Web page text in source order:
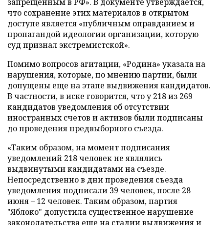
что сохранение этих материалов в открытом
доступе является «публичным оправданием и
пропагандой идеологии организации, которую
суд признал экстремистской».
Помимо вопросов агитации, «Родина» указала на
нарушения, которые, по мнению партии, были
допущены еще на этапе выдвижения кандидатов.
В частности, в иске говорится, что у 218 из 269
кандидатов уведомления об отсутствии
иностранных счетов и активов были подписаны
до проведения предвыборного съезда.
«Таким образом, на момент подписания
уведомлений 218 человек не являлись
выдвинутыми кандидатами на съезде.
Непосредственно в дни проведения съезда
уведомления подписали 39 человек, после 28
июня – 12 человек. Таким образом, партия
"Яблоко" допустила существенное нарушение
законодательства еще на стадии выдвижения и